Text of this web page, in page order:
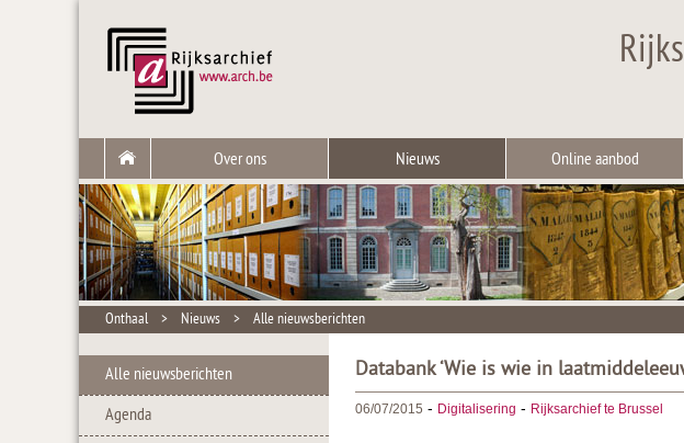
Over ons Nieuws Online aanbod
Onthaal > Nieuws > Alle nieuwsberichten
Alle nieuwsberichten
Agenda
Databank ‘Wie is wie in
06/07/2015 - Digitalisering - Rijksarchief te Brussel